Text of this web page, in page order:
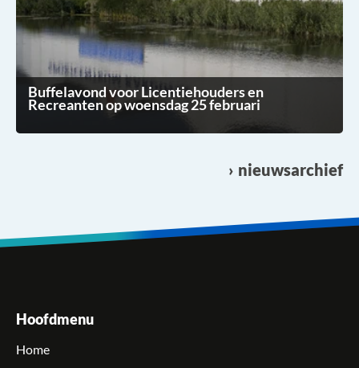
Buffelavond voor Licentiehouders en
Recreanten op woensdag 25 februari
nieuwsarchief
Hoofdmenu
Home